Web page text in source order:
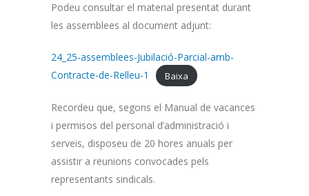
Podeu consultar el material presentat durant
les assemblees al document adjunt:
24_25-assemblees-Jubilació-Parcial-amb-
Contracte-de-Relleu-1
Baixa
Recordeu que, segons el Manual de vacances
i permisos del personal d’administració i
serveis, disposeu de 20 hores anuals per
assistir a reunions convocades pels
representants sindicals.